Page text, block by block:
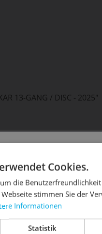
13-GANG / DISC - 2025"
angesehen
LACHT,
frühlingsfit - gönn ihm
Bike braucht Service,
Cookies.
die
stimmen Sie der
Informationen
Statistik